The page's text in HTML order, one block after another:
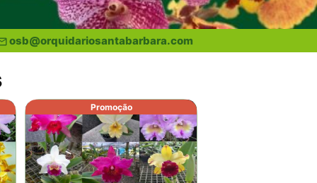
osb@orquidariosantabarbara.com
Promoção